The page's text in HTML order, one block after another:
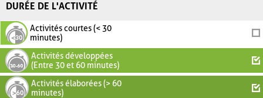
DURÉE DE L'ACTIVITÉ
Activités courtes (< 30
minutes)
Activités développées
(Entre 30 et 60 minutes)
Activités élaborées (> 60
minutes)